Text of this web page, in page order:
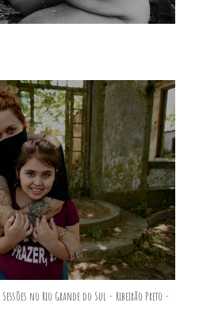
no Rio Grande do Sul - Ribeirão Preto -